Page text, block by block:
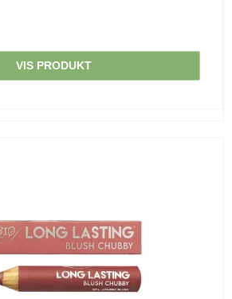
VIS PRODUKT